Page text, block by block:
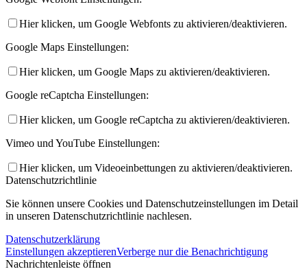
Hier klicken, um Google Webfonts zu aktivieren/deaktivieren.
Google Maps Einstellungen:
Hier klicken, um Google Maps zu aktivieren/deaktivieren.
Google reCaptcha Einstellungen:
Hier klicken, um Google reCaptcha zu aktivieren/deaktivieren.
Vimeo und YouTube Einstellungen:
Hier klicken, um Videoeinbettungen zu aktivieren/deaktivieren.
Datenschutzrichtlinie
Sie können unsere Cookies und Datenschutzeinstellungen im Detail
in unseren Datenschutzrichtlinie nachlesen.
Datenschutzerklärung
Einstellungen akzeptierenVerberge nur die Benachrichtigung
Nachrichtenleiste öffnen